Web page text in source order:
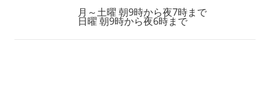
月～土曜 朝9時から夜7時まで
日曜 朝9時から夜6時まで